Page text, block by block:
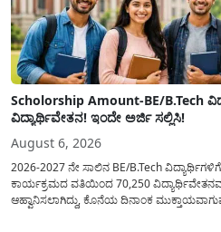
Scholorship Amount-BE/B.Tech
ವಿದ್ಯಾರ್ಥಿವೇತನ! ಇಂದೇ ಅರ್ಜಿ ಸಲ್ಲಿಸಿ!
August 6, 2026
2026-2027 ನೇ ಸಾಲಿನ BE/B.Tech
ಕಾರ್ಯಕ್ರಮದ ವತಿಯಿಂದ 70,250
ಆಹ್ವಾನಿಸಲಾಗಿದ್ದು, ಕೊನೆಯ ದಿನಾಂಕ